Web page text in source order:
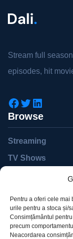
Pentru a oferi cele
urile pentru a stoca și/
Consimțământul
precum
Neacordarea
Stream full
episodes, hit
Browse
Streaming
TV Shows
Help Desk
Billing